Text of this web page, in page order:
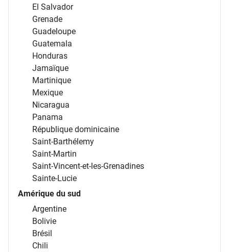
El Salvador
Grenade
Guadeloupe
Guatemala
Honduras
Jamaïque
Martinique
Mexique
Nicaragua
Panama
République dominicaine
Saint-Barthélemy
Saint-Martin
Saint-Vincent-et-les-Grenadines
Sainte-Lucie
Amérique du sud
Argentine
Bolivie
Brésil
Chili